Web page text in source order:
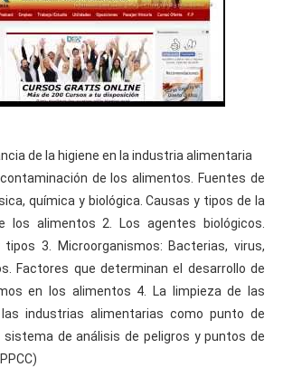
de la higiene en la industria alimentaria
de los alimentos. Fuentes de
química y biológica. Causas y tipos de la
los alimentos 2. Los agentes biológicos.
3. Microorganismos: Bacterias, virus,
Factores que determinan el desarrollo de
en los alimentos 4. La limpieza de las
industrias alimentarias como punto de
de análisis de peligros y puntos de